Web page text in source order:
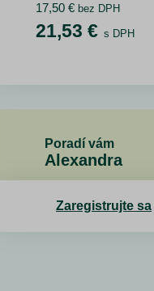
17,50 € bez DPH
21,53 € s DPH
Poradí vám
Alexandra
Zaregistrujte sa